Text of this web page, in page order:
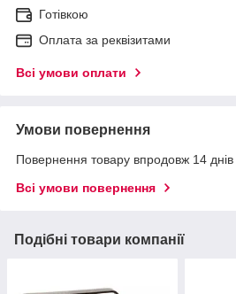
Готівкою
Оплата за реквізитами
Всі умови оплати
Умови повернення
Повернення товару впродовж 14
Всі умови повернення
Подібні товари компанії